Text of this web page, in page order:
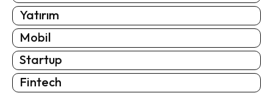
Yatırım
Mobil
Startup
Fintech